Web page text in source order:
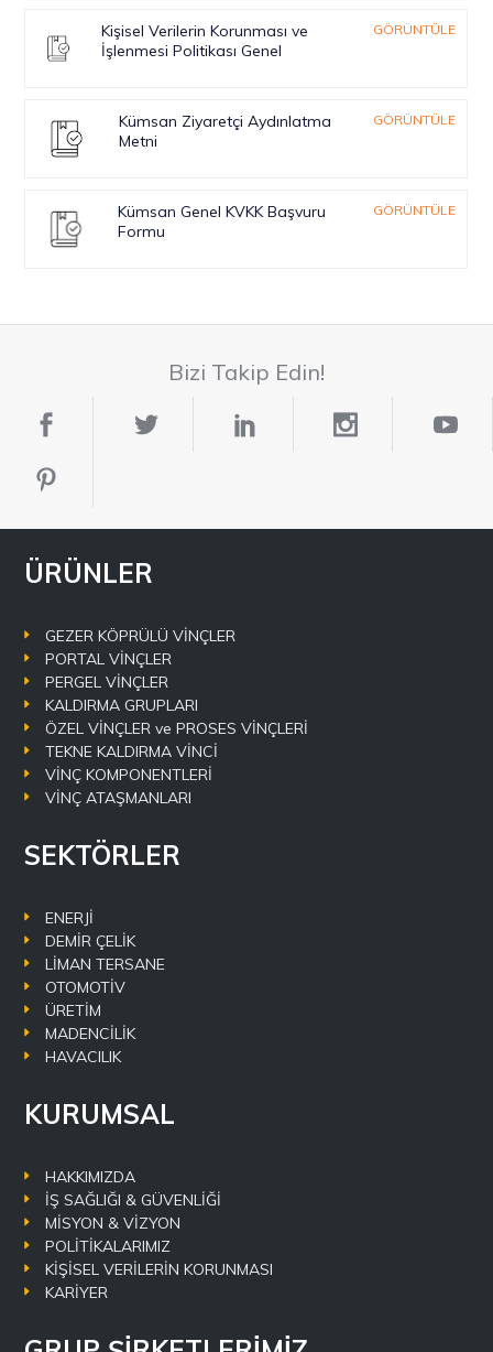
Kişisel Verilerin Korunması ve
İşlenmesi Politikası Genel
GÖRÜNTÜLE
Kümsan Ziyaretçi Aydınlatma
Metni
GÖRÜNTÜLE
Kümsan Genel KVKK Başvuru
Formu
GÖRÜNTÜLE
Bizi Takip Edin!
ÜRÜNLER
GEZER KÖPRÜLÜ VİNÇLER
PORTAL VİNÇLER
PERGEL VİNÇLER
KALDIRMA GRUPLARI
ÖZEL VİNÇLER ve PROSES VİNÇLERİ
TEKNE KALDIRMA VİNCİ
VİNÇ KOMPONENTLERİ
VİNÇ ATAŞMANLARI
SEKTÖRLER
ENERJİ
DEMİR ÇELİK
LİMAN TERSANE
OTOMOTİV
ÜRETİM
MADENCİLİK
HAVACILIK
KURUMSAL
HAKKIMIZDA
İŞ SAĞLIĞI & GÜVENLİĞİ
MİSYON & VİZYON
POLİTİKALARIMIZ
KİŞİSEL VERİLERİN KORUNMASI
KARİYER